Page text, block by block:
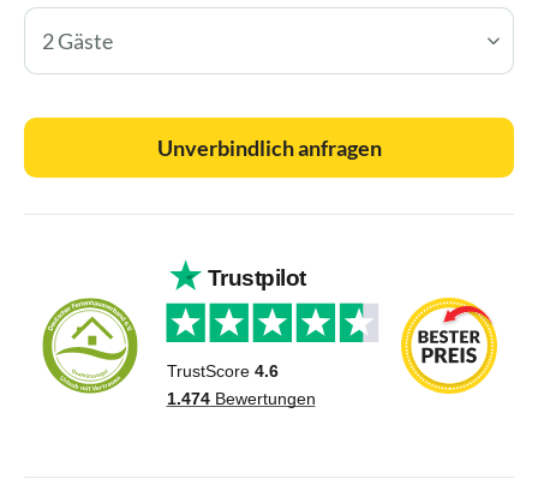
2 Gäste
Unverbindlich anfragen